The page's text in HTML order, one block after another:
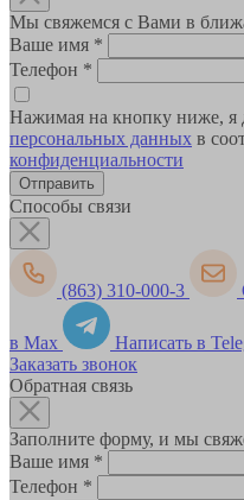
Мы свяжемся с Вами в
Ваше имя *
Телефон *
Нажимая на кнопку ниже, я
персональных данных в
конфиденциальности
Способы связи
(863) 310-000-3
в Max
Написать в
Заказать звонок
Обратная связь
Заполните форму, и мы
Ваше имя *
Телефон *